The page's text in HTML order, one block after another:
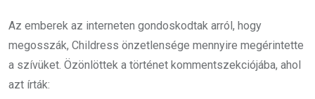
Az emberek az interneten gondoskodtak arról, hogy
megosszák, Childress önzetlensége mennyire megérintette
a szívüket. Özönlöttek a történet kommentszekciójába, ahol
azt írták: